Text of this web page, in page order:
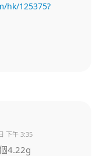
hk/125375?
下午 3:35
4.22g